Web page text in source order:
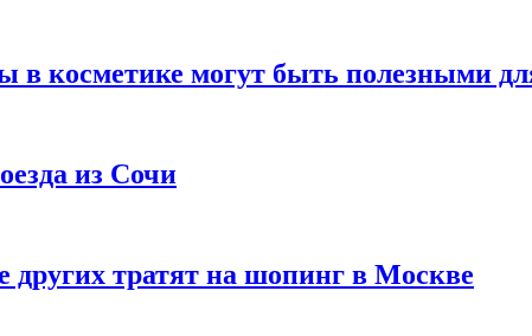
в косметике могут быть полезными
из Сочи
тратят на шопинг в Москве